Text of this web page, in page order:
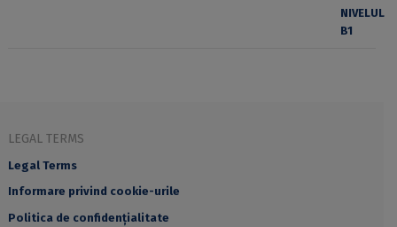
LEGAL TERMS
Legal Terms
Informare privind cookie-urile
Politica de confidențialitate